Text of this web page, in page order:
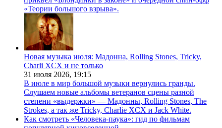
«Теории большого взрыва».
Новая музыка июля: Мадонна, Rolling Stones, Tricky,
Charli XCX и не только
31 июля 2026, 19:15
В июле в мир большой музыки вернулись гранды.
Слушаем новые альбомы ветеранов сцены разной
степени «выдержки» — Мадонны, Rolling Stones, The
Strokes, а так же Tricky, Charlie XCX и Jack White.
Как смотреть «Человека-паука»: гид по фильмам